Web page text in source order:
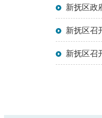
新抚区政
新抚区召
新抚区召